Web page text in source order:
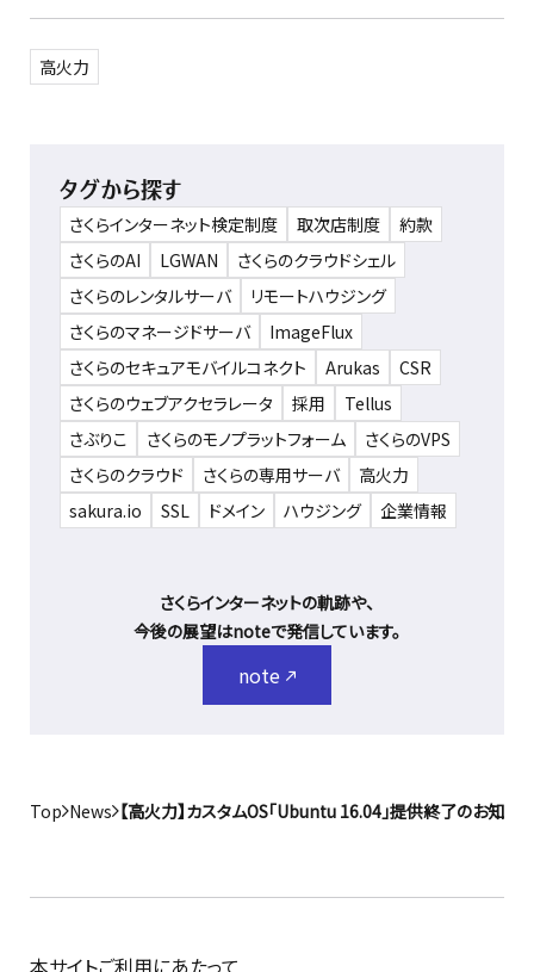
高火力
タグから探す
さくらインターネット検定制度 取次店制度
約款
さくらのAI
LGWAN
さくらのクラウドシェル
さくらのレンタルサーバ
リモートハウジング
さくらのマネージドサーバ
ImageFlux
さくらのセキュアモバイルコネクト
Arukas
CSR
さくらのウェブアクセラレータ
採用
Tellus
さぶりこ
さくらのモノプラットフォーム
さくらのVPS
さくらのクラウド
さくらの専用サーバ
高火力
sakura.io
SSL ドメイン ハウジング 企業情報
さくらインターネットの軌跡や、
今後の展望はnoteで発信しています。
note
Top News 【高火力】カスタムOS「Ubuntu 16.04」提供終了のお知らせ
本サイトご利用にあたって